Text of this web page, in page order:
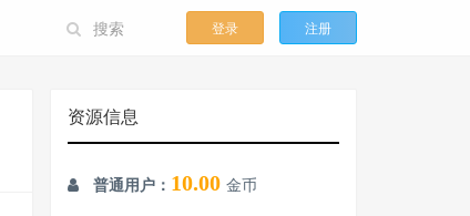
登录 注册
资源信息
普通用户： 10.00 金币